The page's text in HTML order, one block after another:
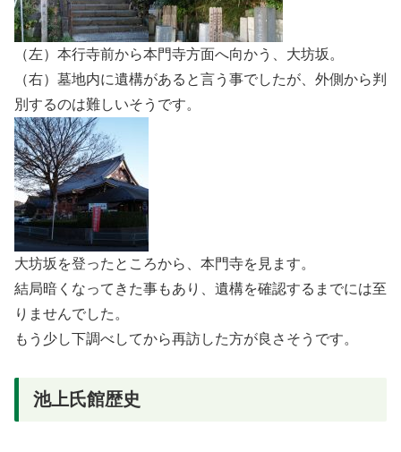
（左）本行寺前から本門寺方面へ向かう、大坊坂。
（右）墓地内に遺構があると言う事でしたが、外側から判
別するのは難しいそうです。
大坊坂を登ったところから、本門寺を見ます。
結局暗くなってきた事もあり、遺構を確認するまでには至
りませんでした。
もう少し下調べしてから再訪した方が良さそうです。
池上氏館歴史